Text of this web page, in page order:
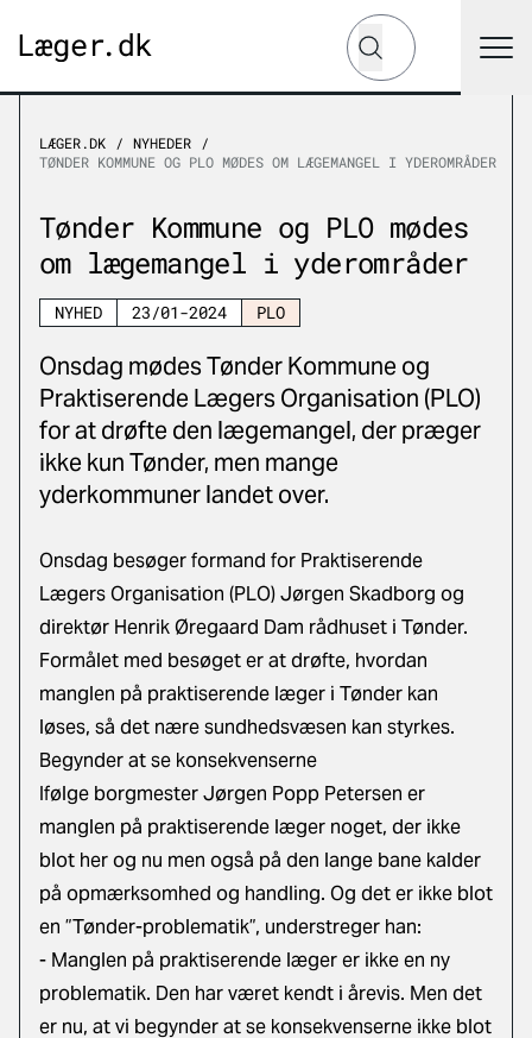
Hvad leder du efter?
Søg
LÆGER.DK
NYHEDER
TØNDER KOMMUNE OG PLO MØDES OM LÆGEMANGEL I YDEROMRÅDER
Tønder Kommune og PLO mødes
om lægemangel i yderområder
NYHED 23/01-2024 PLO
Onsdag mødes Tønder Kommune og
Praktiserende Lægers Organisation (PLO)
for at drøfte den lægemangel, der præger
ikke kun Tønder, men mange
yderkommuner landet over.
Onsdag besøger formand for Praktiserende
Lægers Organisation (PLO) Jørgen Skadborg og
direktør Henrik Øregaard Dam rådhuset i Tønder.
Formålet med besøget er at drøfte, hvordan
manglen på praktiserende læger i Tønder kan
løses, så det nære sundhedsvæsen kan styrkes.
Begynder at se konsekvenserne
Ifølge borgmester Jørgen Popp Petersen er
manglen på praktiserende læger noget, der ikke
blot her og nu men også på den lange bane kalder
på opmærksomhed og handling. Og det er ikke blot
en ”Tønder-problematik”, understreger han:
- Manglen på praktiserende læger er ikke en ny
problematik. Den har været kendt i årevis. Men det
er nu, at vi begynder at se konsekvenserne ikke blot